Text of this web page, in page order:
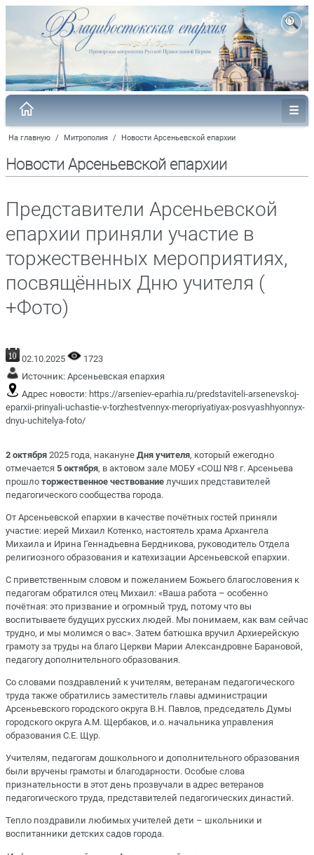
На главную / Митрополия / Новости Арсеньевской епархии
Новости Арсеньевской епархии
Представители Арсеньевской
епархии приняли участие в
торжественных мероприятиях,
посвящённых Дню учителя (
+Фото)
02.10.2025
1723
Источник: Арсеньевская епархия
Адрес новости: https://arseniev-eparhia.ru/predstaviteli-arsenevskoj-
eparxii-prinyali-uchastie-v-torzhestvennyx-meropriyatiyax-posvyashhyonnyx-
dnyu-uchitelya-foto/
2 октября 2025 года, накануне Дня учителя, который ежегодно
отмечается 5 октября, в актовом зале МОБУ «СОШ №8 г. Арсеньева
прошло торжественное чествование лучших представителей
педагогического сообщества города.
От Арсеньевской епархии в качестве почётных гостей приняли
участие: иерей Михаил Котенко, настоятель храма Архангела
Михаила и Ирина Геннадьевна Бердникова, руководитель Отдела
религиозного образования и катехизации Арсеньевской епархии.
С приветственным словом и пожеланием Божьего благословения к
педагогам обратился отец Михаил: «Ваша работа – особенно
почётная: это призвание и огромный труд, потому что вы
воспитываете будущих русских людей. Мы понимаем, как вам сейчас
трудно, и мы молимся о вас». Затем батюшка вручил Архиерейскую
грамоту за труды на благо Церкви Марии Александровне Барановой,
педагогу дополнительного образования.
Со словами поздравлений к учителям, ветеранам педагогического
труда также обратились заместитель главы администрации
Арсеньевского городского округа В.Н. Павлов, председатель Думы
городского округа А.М. Щербаков, и.о. начальника управления
образования С.Е. Щур.
Учителям, педагогам дошкольного и дополнительного образования
были вручены грамоты и благодарности. Особые слова
признательности в этот день прозвучали в адрес ветеранов
педагогического труда, представителей педагогических династий.
Тепло поздравили любимых учителей дети – школьники и
воспитанники детских садов города.